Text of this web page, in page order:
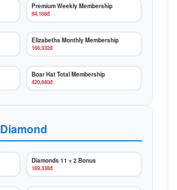
Premium Weekly Membership
84,168đ
Elizabeths Monthly Membership
166,332đ
Boar Hat Total Membership
420,840đ
Diamond
Diamonds 11 + 2 Bonus
169,338đ